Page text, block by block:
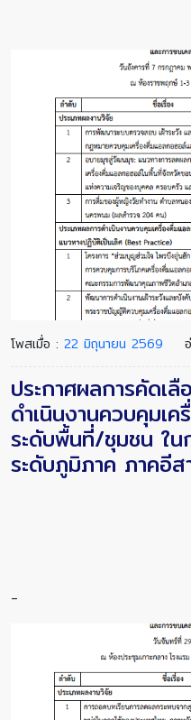
โพสเมื่อ : 22 มิถุนายน 2569 อ่
ประกาศผลการคัดเ
ดำเนินงานควบคุมเ
ระดับพื้นที่/ชุมชน ใน
ระดับภูมิภาค ภาคอีส
-